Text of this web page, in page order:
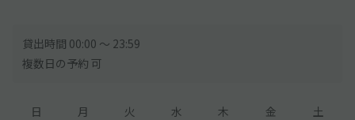
貸出時間 00:00 〜 23:59
複数日の予約 可
日 月 火 水 木 金 土